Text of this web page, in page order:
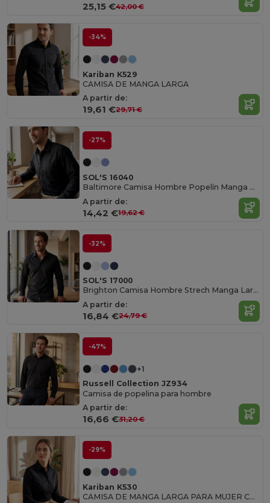
25,15 €42,00 €
-34%
Kariban K529
CAMISA DE MANGA LARGA
A partir de:
19,61 €29,71 €
-27%
SOL'S 16040
Baltimore Camisa Hombre Popelín Manga Larga
A partir de:
14,42 €19,62 €
-32%
SOL'S 17000
Brighton Camisa Hombre Strech Manga Larga
A partir de:
16,84 €24,79 €
-47%
+1
Russell Collection JZ934
Camisa de popelina para hombre
A partir de:
16,66 €31,20 €
-29%
Kariban K530
CAMISA DE MANGA LARGA PARA MUJER Camisa Manga Larga Mujer